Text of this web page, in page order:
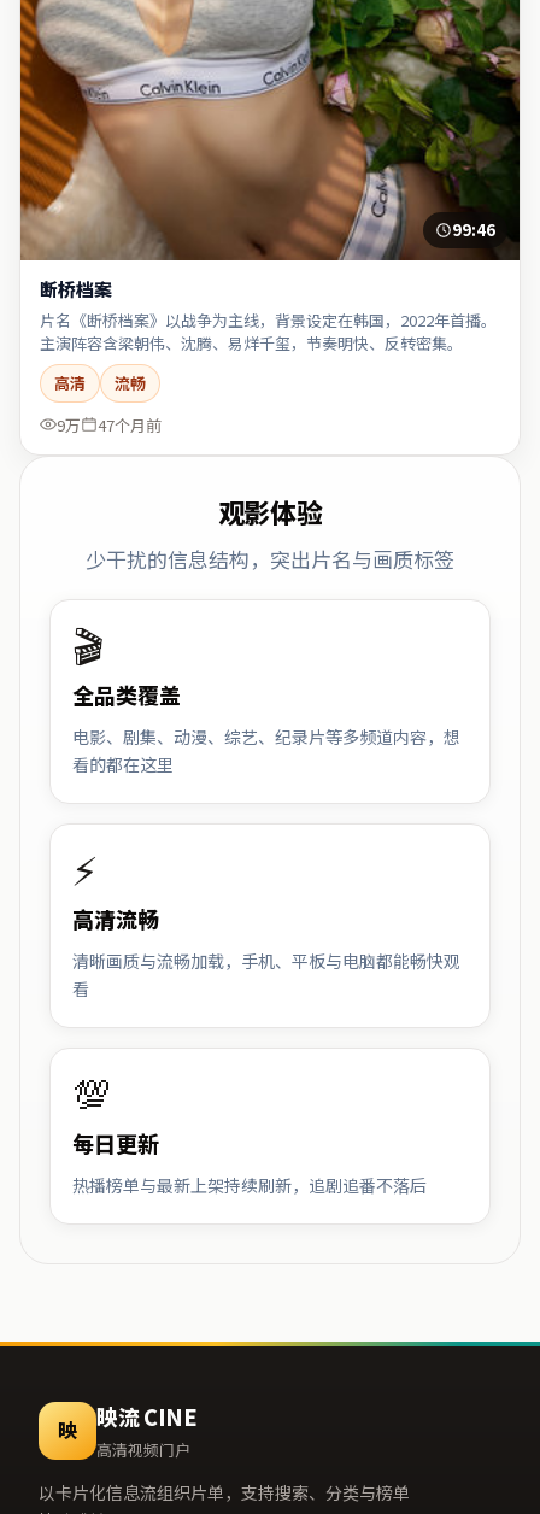
99:46
断桥档案
片名《断桥档案》以战争为主线，背景设定在韩国，2022年首播。
主演阵容含梁朝伟、沈腾、易烊千玺，节奏明快、反转密集。
高清
流畅
9万
47个月前
观影体验
少干扰的信息结构，突出片名与画质标签
🎬
全品类覆盖
电影、剧集、动漫、综艺、纪录片等多频道内容，想
看的都在这里
⚡
高清流畅
清晰画质与流畅加载，手机、平板与电脑都能畅快观
看
💯
每日更新
热播榜单与最新上架持续刷新，追剧追番不落后
映 映流 CINE
高清视频门户
以卡片化信息流组织片单，支持搜索、分类与榜单